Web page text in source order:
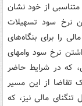
متناسبی از خود نشان
نرخ سود تسهیلات
را برای بنگاه‌های
نرخ سود وام­های
که در شرایط حاضر
تقاضا از این مسیر
تنگنای مالی نیز، که